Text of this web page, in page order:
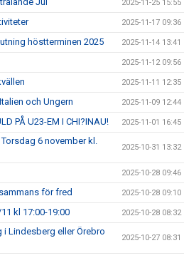
2025-11-25 15:55
2025-11-17 09:36
höstterminen 2025 2025-11-14 13:41
2025-11-12 09:56
2025-11-11 12:35
och Ungern 2025-11-09 12:44
PÅ U23-EM I CHI?INAU! 2025-11-01 16:45
6 november kl.
2025-10-31 13:32
2025-10-28 09:46
för fred 2025-10-28 09:10
kl 17:00-19:00 2025-10-28 08:32
Lindesberg eller Örebro
2025-10-27 08:31